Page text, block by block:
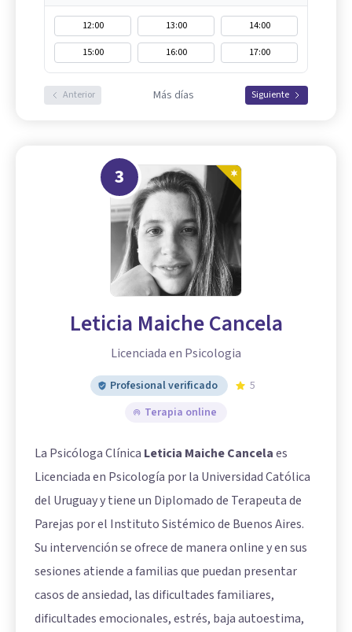
12:00 13:00
14:00
15:00
16:00 17:00
Anterior Más días Siguiente
3
Leticia Maiche Cancela
Licenciada en Psicologia
Profesional verificado
5
Terapia online
La Psicóloga Clínica Leticia Maiche Cancelaes
Licenciada en Psicología por la Universidad Católica
del Uruguay y tiene un Diplomado de Terapeuta de
Parejas por el Instituto Sistémico de Buenos Aires.
Su intervención se ofrece de manera online y en sus
sesiones atiende a familias que puedan presentar
casos de ansiedad, las dificultades familiares,
dificultades emocionales, estrés, baja autoestima,